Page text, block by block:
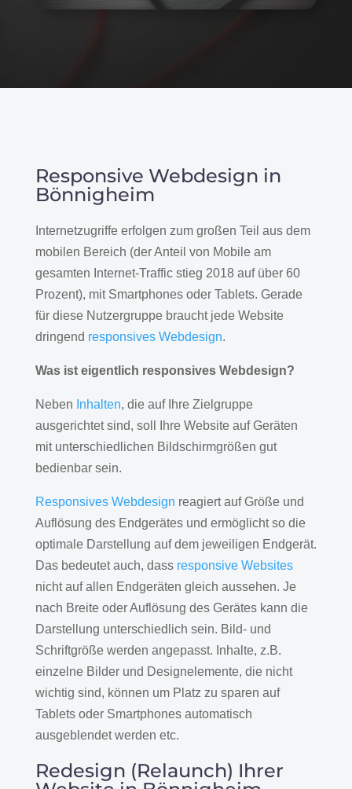
Responsive Webdesign in
Bönnigheim
Internetzugriffe erfolgen zum großen Teil aus dem
mobilen Bereich (der Anteil von Mobile am
gesamten Internet-Traffic stieg 2018 auf über 60
Prozent), mit Smartphones oder Tablets. Gerade
für diese Nutzergruppe braucht jede Website
dringend responsives Webdesign.
Was ist eigentlich responsives Webdesign?
Neben Inhalten, die auf Ihre Zielgruppe
ausgerichtet sind, soll Ihre Website auf Geräten
mit unterschiedlichen Bildschirmgrößen gut
bedienbar sein.
Responsives Webdesign reagiert auf Größe und
Auflösung des Endgerätes und ermöglicht so die
optimale Darstellung auf dem jeweiligen Endgerät.
Das bedeutet auch, dass responsive Websites
nicht auf allen Endgeräten gleich aussehen. Je
nach Breite oder Auflösung des Gerätes kann die
Darstellung unterschiedlich sein. Bild- und
Schriftgröße werden angepasst. Inhalte, z.B.
einzelne Bilder und Designelemente, die nicht
wichtig sind, können um Platz zu sparen auf
Tablets oder Smartphones automatisch
ausgeblendet werden etc.
Redesign (Relaunch) Ihrer